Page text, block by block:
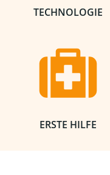
TECHNOLOGIE
ERSTE HILFE